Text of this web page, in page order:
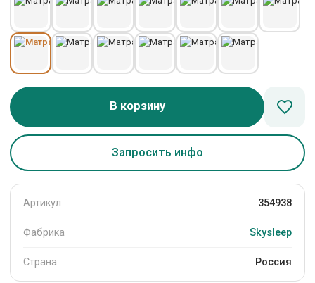
В корзину
Запросить инфо
Артикул 354938
Фабрика Skysleep
Страна Россия